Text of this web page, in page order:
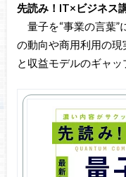
先読み！IT×ビジネス
量子を“事業の言葉”
の動向や商用利用の
と収益モデルのギャッ